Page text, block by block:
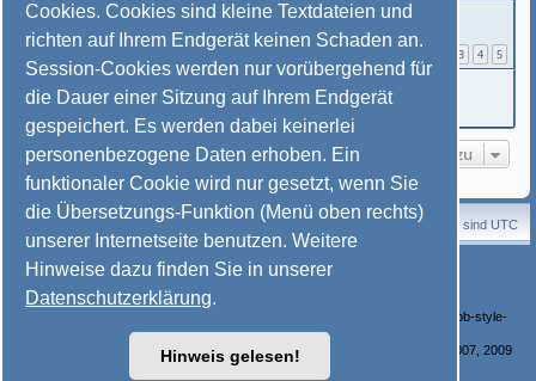
Cookies. Cookies sind kleine Textdateien und
richten auf Ihrem Endgerät keinen Schaden an.
Session-Cookies werden nur vorübergehend für
die Dauer einer Sitzung auf Ihrem Endgerät
gespeichert. Es werden dabei keinerlei
personenbezogene Daten erhoben. Ein
funktionaler Cookie wird nur gesetzt, wenn Sie
die Übersetzungs-Funktion (Menü oben rechts)
unserer Internetseite benutzen. Weitere
Hinweise dazu finden Sie in unserer
Datenschutzerklärung.
Hinweis gelesen!
3d-Druck....eine kleine Hilfe.
Letzter Beitrag von Ärmel «Fr 5. Sep 2025, 06:33
Antworten:45 3 4 5
Unsere Bundeswehr und der 3D Druck.....
Letzter Beitrag voninch «So 3. Aug 2025, 19:42
Antworten:
Gehe zu
Portal Foren-Übersicht Alle Zeiten sind UTC
Deutsche Übersetzung durchphpBB.de
Style: © Nähmaschinenfreunde e. V. von
http://phpbb-style-
design.de/
Bilder-Galerie: Powered by phpBB Gallery /
http://www.flying-bits.org/
/ © 2007, 2009
nickvergessen